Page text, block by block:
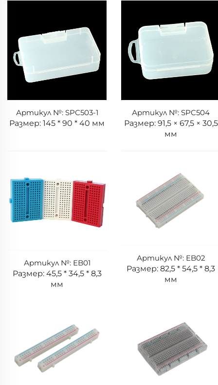
Артикул №: SPC503-1
Размер: 145 * 90 * 40 мм
Артикул №: SPC504
Размер: 91,5 × 67,5 × 30,5
мм
Артикул №: EB01
Размер: 45,5 * 34,5 * 8,3
мм
Артикул №: EB02
Размер: 82,5 * 54,5 * 8,3
мм